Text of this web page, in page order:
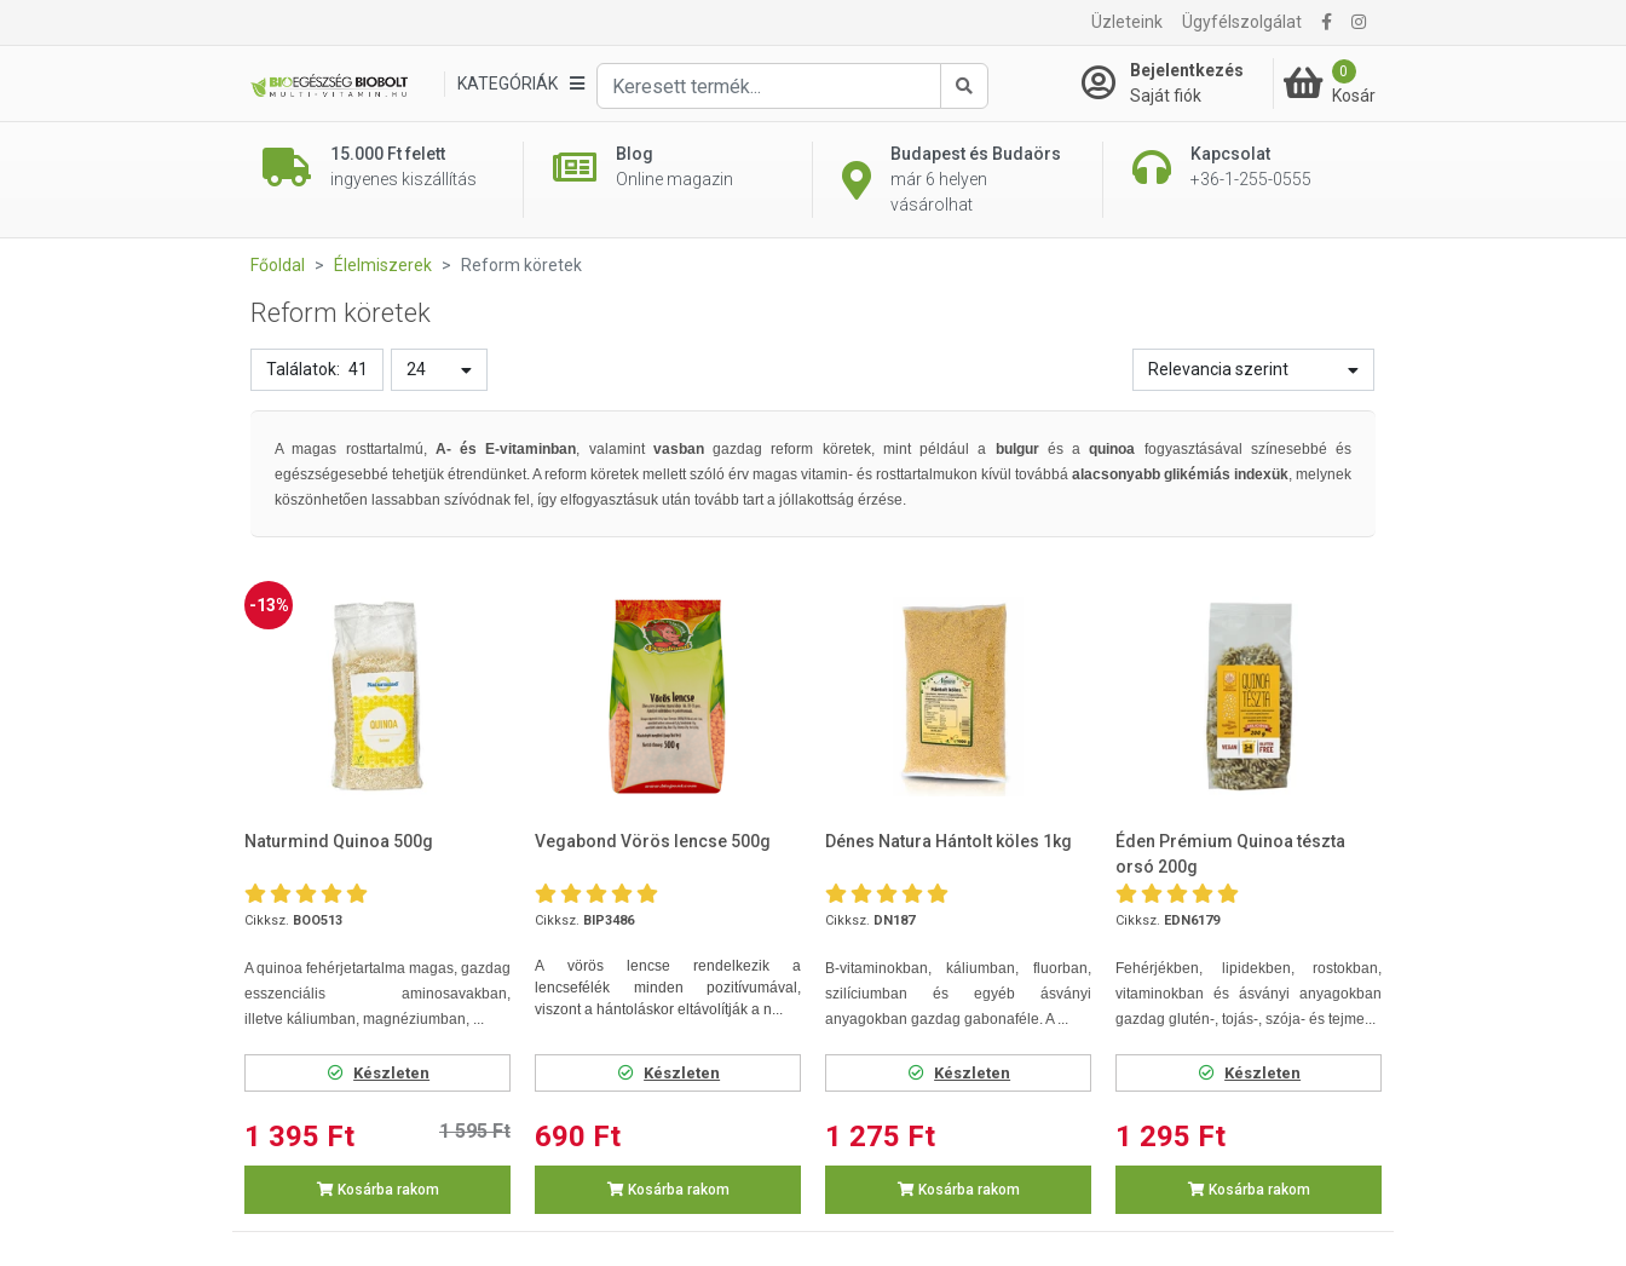
Üzleteink Ügyfélszolgálat
KATEGÓRIÁK
Keresés
Bejelentkezés
Saját fiók
0
Kosár
15.000 Ft felett
ingyenes kiszállítás
Blog
Online magazin
Budapest és Budaörs
már 6 helyen
vásárolhat
Kapcsolat
+36-1-255-0555
Főoldal Élelmiszerek Reform köretek
Reform köretek
Találatok: 41 24 Relevancia szerint
A magas rosttartalmú, A- és E-vitaminban, valamint vasban gazdag reform köretek, mint például a bulgur és aquinoa fogyasztásával színesebbé és
egészségesebbé tehetjük étrendünket. A reform köretek mellett szóló érv magas vitamin- és rosttartalmukon kívül továbbá alacsonyabb glikémiás indexük, melynek
köszönhetően lassabban szívódnak fel, így elfogyasztásuk után tovább tart a jóllakottság érzése.
-13%
Naturmind Quinoa 500g
Cikksz. BOO513
A quinoa fehérjetartalma magas, gazdag
esszenciális aminosavakban,
illetve káliumban, magnéziumban, ...
Készleten
1 395 Ft 1 595 Ft
Kosárba rakom
Vegabond Vörös lencse 500g
Cikksz. BIP3486
A vörös lencse rendelkezik a
lencsefélék minden pozitívumával,
viszont a hántoláskor eltávolítják a n...
Készleten
690 Ft
Kosárba rakom
Dénes Natura Hántolt köles 1kg
Cikksz. DN187
B-vitaminokban, káliumban, fluorban,
szilíciumban és egyéb ásványi
anyagokban gazdag gabonaféle. A ...
Készleten
1 275 Ft
Kosárba rakom
Éden Prémium Quinoa tészta
orsó 200g
Cikksz. EDN6179
Fehérjékben, lipidekben, rostokban,
vitaminokban és ásványi anyagokban
gazdag glutén-, tojás-, szója- és tejme...
Készleten
1 295 Ft
Kosárba rakom